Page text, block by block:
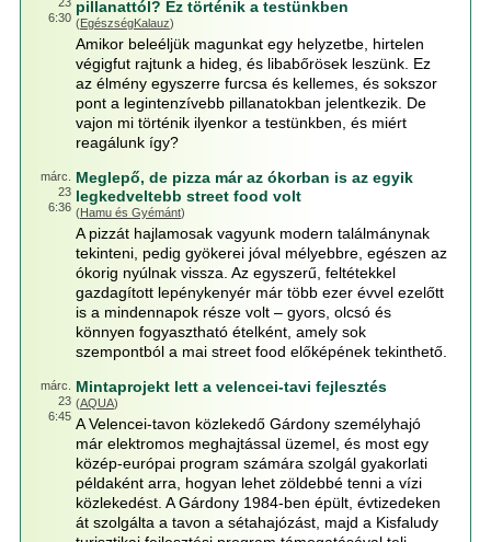
6:30
pillanattól? Ez történik a testünkben
(EgészségKalauz)
Amikor beleéljük magunkat egy helyzetbe, hirtelen
végigfut rajtunk a hideg, és libabőrösek leszünk. Ez
az élmény egyszerre furcsa és kellemes, és sokszor
pont a legintenzívebb pillanatokban jelentkezik. De
vajon mi történik ilyenkor a testünkben, és miért
reagálunk így?
márc.
23
6:36
Meglepő, de pizza már az ókorban is az egyik
legkedveltebb street food volt
(Hamu és Gyémánt)
A pizzát hajlamosak vagyunk modern találmánynak
tekinteni, pedig gyökerei jóval mélyebbre, egészen az
ókorig nyúlnak vissza. Az egyszerű, feltétekkel
gazdagított lepénykenyér már több ezer évvel ezelőtt
is a mindennapok része volt – gyors, olcsó és
könnyen fogyasztható ételként, amely sok
szempontból a mai street food előképének tekinthető.
márc.
23
6:45
Mintaprojekt lett a velencei-tavi fejlesztés
(AQUA)
A Velencei-tavon közlekedő Gárdony személyhajó
már elektromos meghajtással üzemel, és most egy
közép-európai program számára szolgál gyakorlati
példaként arra, hogyan lehet zöldebbé tenni a vízi
közlekedést. A Gárdony 1984-ben épült, évtizedeken
át szolgálta a tavon a sétahajózást, majd a Kisfaludy